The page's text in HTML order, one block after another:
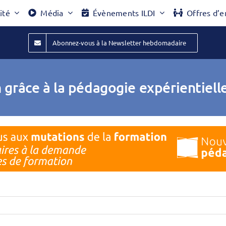
Média Évènements ILDI Offres
Abonnez-vous à la Newsletter hebdomadaire
à la pédagogie